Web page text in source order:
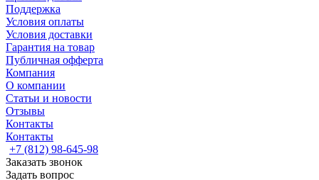
Поддержка
Условия оплаты
Условия доставки
Гарантия на товар
Публичная офферта
Компания
О компании
Статьи и новости
Отзывы
Контакты
Контакты
+7 (812) 98-645-98
Заказать звонок
Задать вопрос